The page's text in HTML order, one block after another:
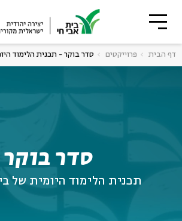
דף הבית פרוייקטים סדר בוקר - תכנית הלימוד
סדר בוקר
תכנית הלימוד היומית של
סגור
רוצים לדעת מה